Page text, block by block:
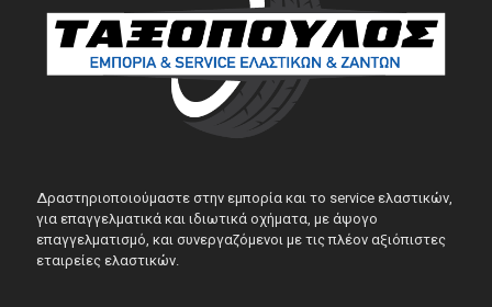
Δραστηριοποιούμαστε στην εμπορία και το service ελαστικών,
για επαγγελματικά και ιδιωτικά οχήματα, με άψογο
επαγγελματισμό, και συνεργαζόμενοι με τις πλέον αξιόπιστες
εταιρείες ελαστικών.